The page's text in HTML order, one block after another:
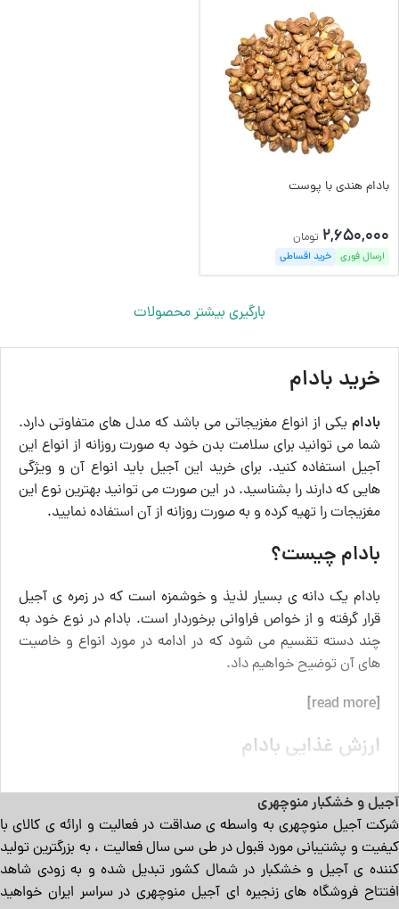
بادام هندی با پوست
2,650,000 تومان
ارسال فوری خرید اقساطی
بارگیری بیشتر محصولات
خرید بادام
بادام یکی از انواع مغزیجاتی می ‌باشد که مدل‌ های متفاوتی دارد.
شما می ‌توانید برای سلامت بدن خود به صورت روزانه از انواع این
آجیل استفاده کنید. برای خرید این آجیل باید انواع آن و ویژگی‌
هایی که دارند را بشناسید. در این صورت می ‌توانید بهترین نوع این
مغزیجات را تهیه کرده و به صورت روزانه از آن استفاده نمایید.
بادام چیست؟
بادام یک دانه ی بسیار لذیذ و خوشمزه است که در زمره ی آجیل
قرار گرفته و از خواص فراوانی برخوردار است. بادام در نوع خود به
چند دسته تقسیم می شود که در ادامه در مورد انواع و خاصیت
های آن توضیح خواهیم داد.
[read more]
ارزش غذایی بادام
ارزش غذایی که ازبادام
دریافت می ‌شود بسیار بالا است. در هر ۱۰۰
گرم این آجیل ۵۷۶ کالری انرژی وجود دارد. ویتامین‌ ها و مواد
معدنی زیادی در این آجیل قرار گرفته ‌اند. فسفر، آهن، پتاسیم،
نشاسته، کلسیم، روغن اشباع نشده و ... به عنوان مهم‌ ترین مزیت
‌هایی هستند که درون این آجیل قرار گرفته ‌اند. شما می ‌توانید برای
درمان بیماری‌ های متفاوت از این آجیل استفاده کنید. بسیاری از
آجیل و خشکبار منوچهری
شرکت آجیل منوچهری به واسطه ی صداقت در فعالیت و ارائه ی کالای با
کیفیت و پشتیبانی مورد قبول در طی سی سال فعالیت ، به بزرگترین تولید
کننده ی آجیل و خشکبار در شمال کشور تبدیل شده و به زودی شاهد
افتتاح فروشگاه های زنجیره ای آجیل منوچهری در سراسر ایران خواهید